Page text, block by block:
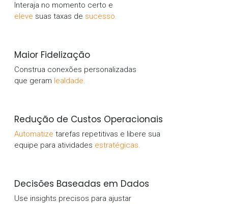
Interaja no momento certo e
eleve suas taxas de sucesso.
Maior Fidelização
Construa conexões personalizadas
que geram lealdade.
Redução de Custos Operacionais
Automatize tarefas repetitivas e libere sua
equipe para atividades estratégicas.
Decisões Baseadas em Dados
Use insights precisos para ajustar